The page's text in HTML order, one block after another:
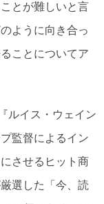
とが難しいと言
ように向き合っ
ことについてア
ルイス・ウェイン
監督によるイン
させるヒット商
選した「今、読